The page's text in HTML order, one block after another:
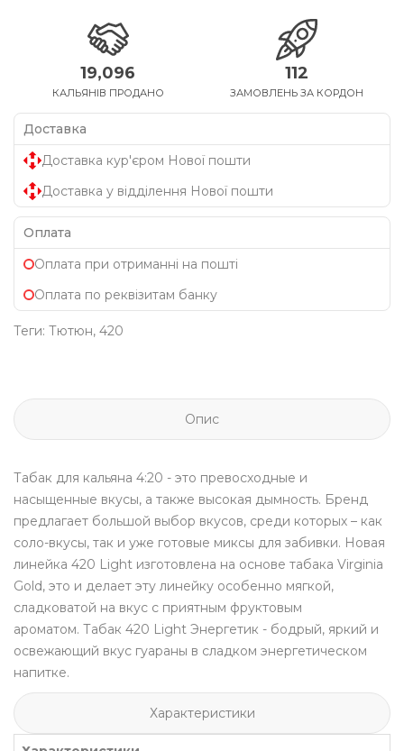
19,096
КАЛЬЯНІВ ПРОДАНО
112
ЗАМОВЛЕНЬ ЗА КОРДОН
Доставка
Доставка кур'єром Нової пошти
Доставка у відділення Нової пошти
Оплата
Оплата при отриманні на пошті
Оплата по реквізитам банку
Теги: Тютюн, 420
Опис
Табак для кальяна 4:20 - это превосходные и
насыщенные вкусы, а также высокая дымность. Бренд
предлагает большой выбор вкусов, среди которых – как
соло-вкусы, так и уже готовые миксы для забивки. Новая
линейка 420 Light изготовлена на основе табака Virginia
Gold, это и делает эту линейку особенно мягкой,
сладковатой на вкус с приятным фруктовым
ароматом. Табак 420 Light Энергетик - бодрый, яркий и
освежающий вкус гуараны в сладком энергетическом
напитке.
Характеристики